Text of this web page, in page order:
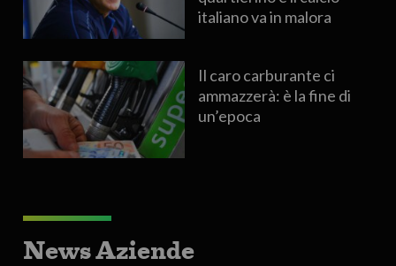
italiano va in malora
Il caro carburante ci
ammazzerà: è la fine di
un’epoca
News Aziende